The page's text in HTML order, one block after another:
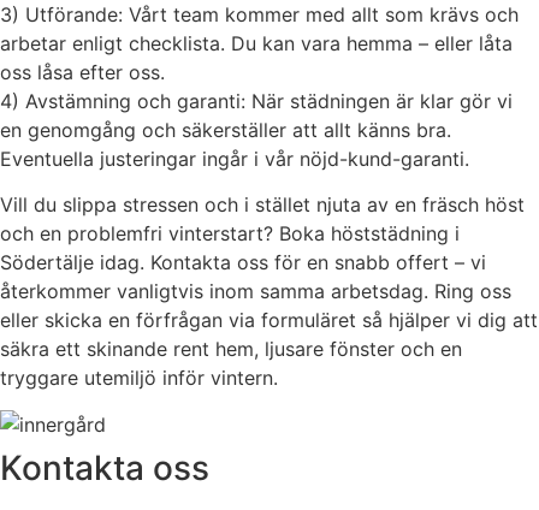
3) Utförande: Vårt team kommer med allt som krävs och
arbetar enligt checklista. Du kan vara hemma – eller låta
oss låsa efter oss.
4) Avstämning och garanti: När städningen är klar gör vi
en genomgång och säkerställer att allt känns bra.
Eventuella justeringar ingår i vår nöjd-kund-garanti.
Vill du slippa stressen och i stället njuta av en fräsch höst
och en problemfri vinterstart? Boka höststädning i
Södertälje idag. Kontakta oss för en snabb offert – vi
återkommer vanligtvis inom samma arbetsdag. Ring oss
eller skicka en förfrågan via formuläret så hjälper vi dig att
säkra ett skinande rent hem, ljusare fönster och en
tryggare utemiljö inför vintern.
Kontakta oss